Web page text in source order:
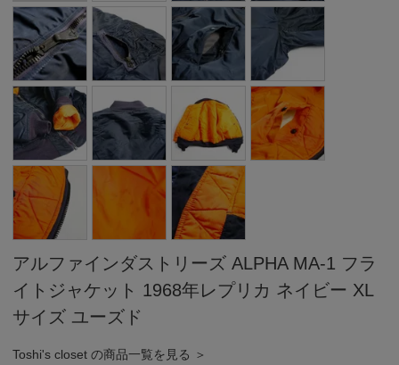
アルファインダストリーズ ALPHA MA-1 フラ
イトジャケット 1968年レプリカ ネイビー XL
サイズ ユーズド
Toshi's closet の商品一覧を見る ＞